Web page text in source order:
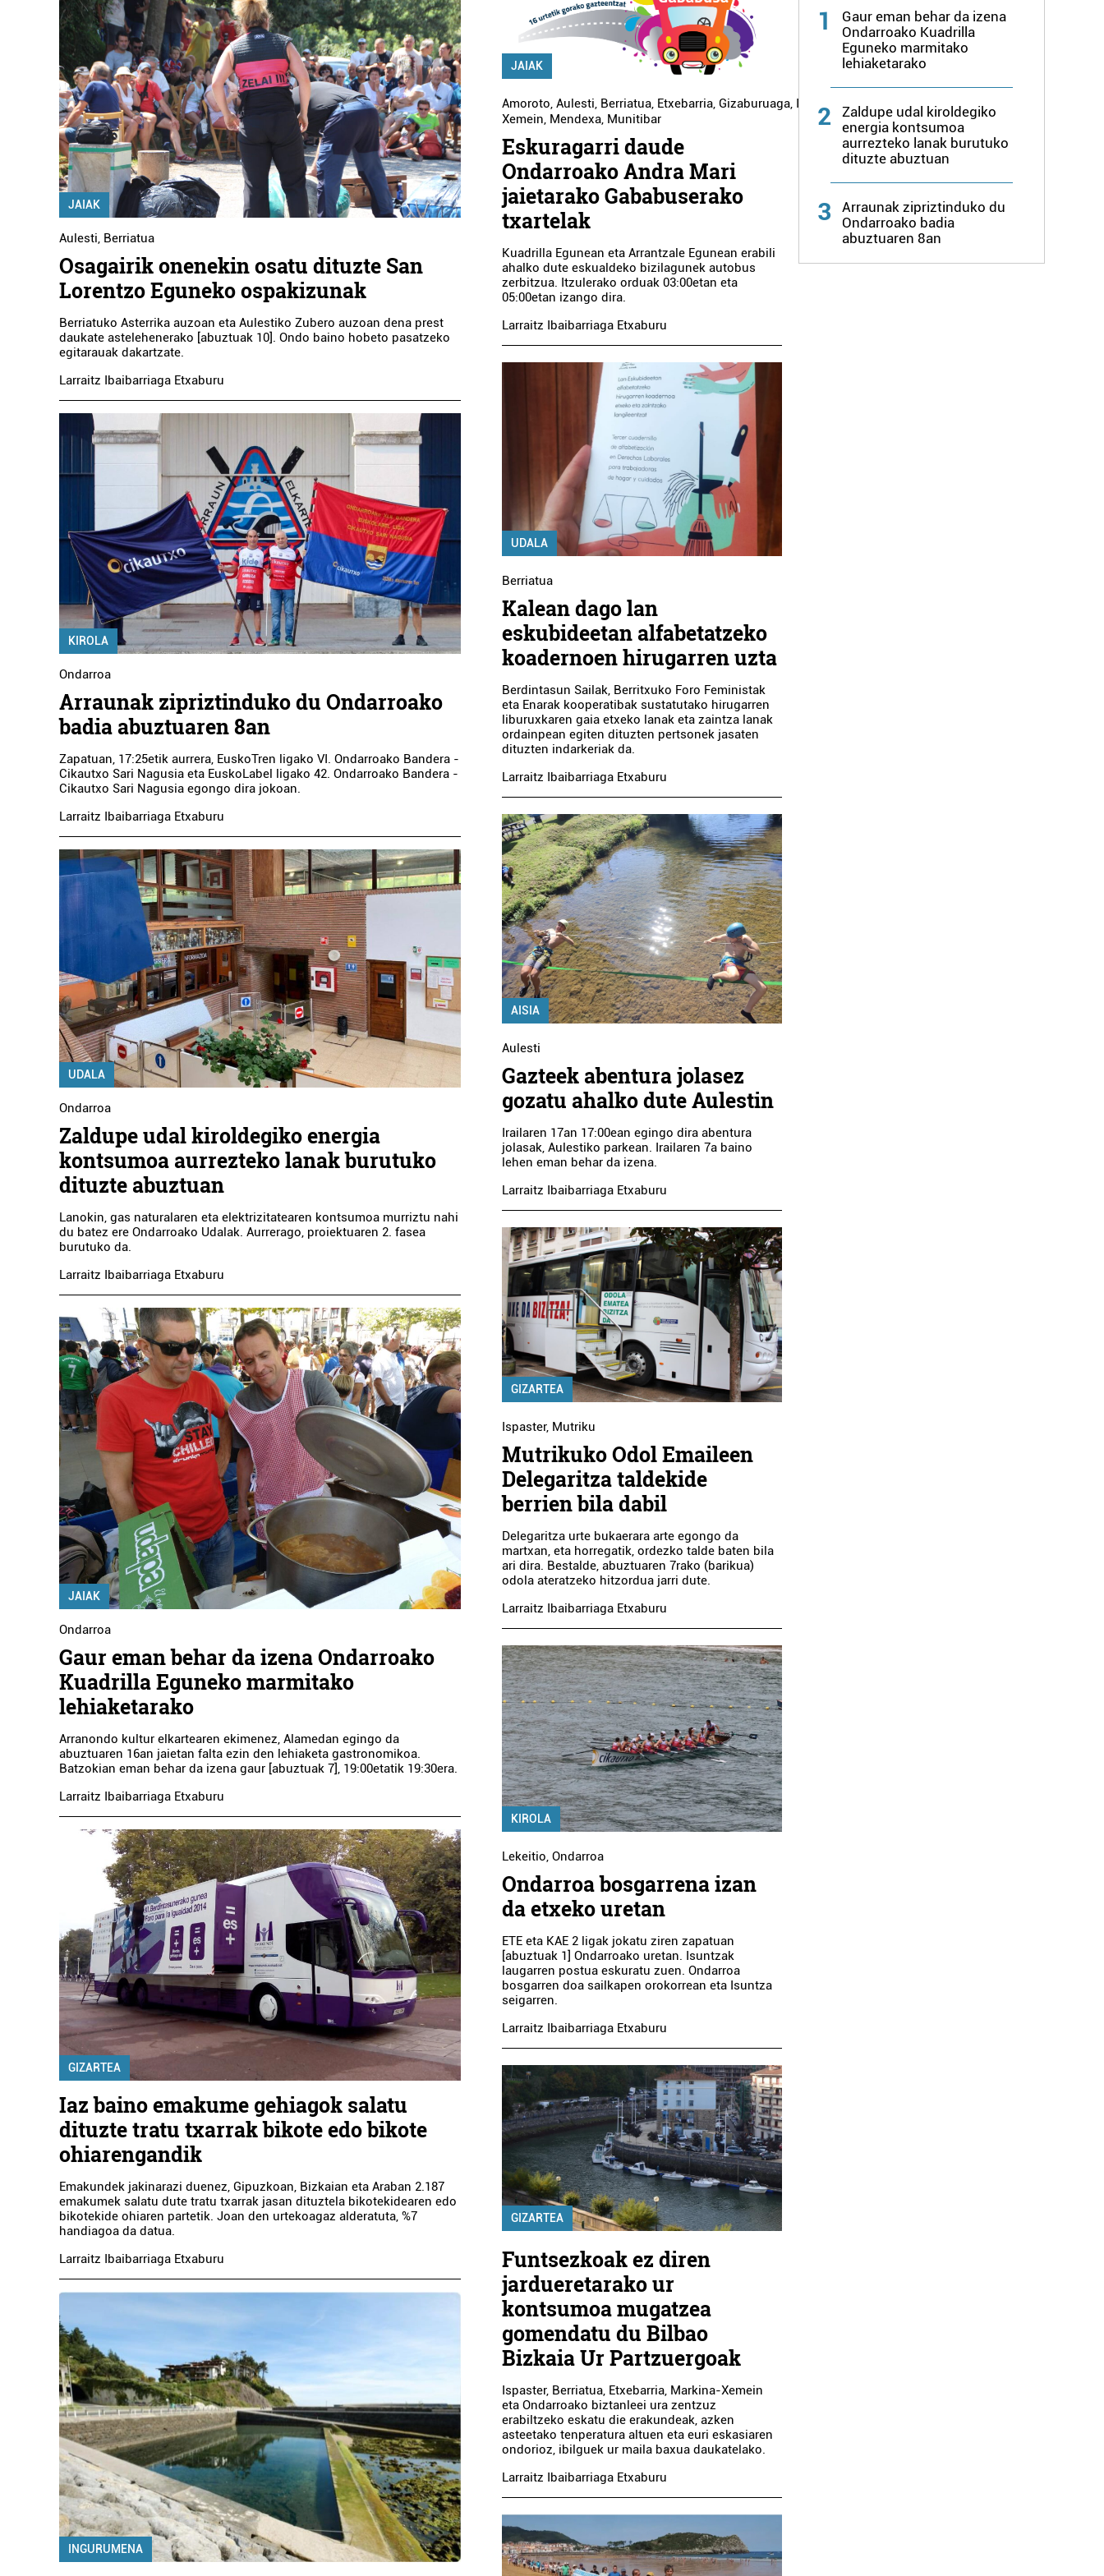
JAIAK
Aulesti, Berriatua
Osagairik onenekin osatu dituzte San
Lorentzo Eguneko ospakizunak
Berriatuko Asterrika auzoan eta Aulestiko Zubero auzoan dena prest
daukate astelehenerako [abuztuak 10]. Ondo baino hobeto pasatzeko
egitarauak dakartzate.
Larraitz Ibaibarriaga Etxaburu
KIROLA
Ondarroa
Arraunak zipriztinduko du Ondarroako
badia abuztuaren 8an
Zapatuan, 17:25etik aurrera, EuskoTren ligako VI. Ondarroako Bandera -
Cikautxo Sari Nagusia eta EuskoLabel ligako 42. Ondarroako Bandera -
Cikautxo Sari Nagusia egongo dira jokoan.
Larraitz Ibaibarriaga Etxaburu
UDALA
Ondarroa
Zaldupe udal kiroldegiko energia
kontsumoa aurrezteko lanak burutuko
dituzte abuztuan
Lanokin, gas naturalaren eta elektrizitatearen kontsumoa murriztu nahi
du batez ere Ondarroako Udalak. Aurrerago, proiektuaren 2. fasea
burutuko da.
Larraitz Ibaibarriaga Etxaburu
JAIAK
Ondarroa
Gaur eman behar da izena Ondarroako
Kuadrilla Eguneko marmitako
lehiaketarako
Arranondo kultur elkartearen ekimenez, Alamedan egingo da
abuztuaren 16an jaietan falta ezin den lehiaketa gastronomikoa.
Batzokian eman behar da izena gaur [abuztuak 7], 19:00etatik 19:30era.
Larraitz Ibaibarriaga Etxaburu
GIZARTEA
Iaz baino emakume gehiagok salatu
dituzte tratu txarrak bikote edo bikote
ohiarengandik
Emakundek jakinarazi duenez, Gipuzkoan, Bizkaian eta Araban 2.187
emakumek salatu dute tratu txarrak jasan dituztela bikotekidearen edo
bikotekide ohiaren partetik. Joan den urtekoagaz alderatuta, %7
handiagoa da datua.
Larraitz Ibaibarriaga Etxaburu
INGURUMENA
JAIAK
Amoroto,Aulesti, Berriatua, Etxebarria,Gizaburuaga, Ispaster ,Lekeitio
Markina-
Xemein, Mendexa, Munitibar
Eskuragarri daude
Ondarroako Andra Mari
jaietarako Gababuserako
txartelak
Kuadrilla Egunean eta Arrantzale Egunean erabili
ahalko dute eskualdeko bizilagunek autobus
zerbitzua. Itzulerako orduak 03:00etan eta
05:00etan izango dira.
Larraitz Ibaibarriaga Etxaburu
UDALA
Berriatua
Kalean dago lan
eskubideetan alfabetatzeko
koadernoen hirugarren uzta
Berdintasun Sailak, Berritxuko Foro Feministak
eta Enarak kooperatibak sustatutako hirugarren
liburuxkaren gaia etxeko lanak eta zaintza lanak
ordainpean egiten dituzten pertsonek jasaten
dituzten indarkeriak da.
Larraitz Ibaibarriaga Etxaburu
AISIA
Aulesti
Gazteek abentura jolasez
gozatu ahalko dute Aulestin
Irailaren 17an 17:00ean egingo dira abentura
jolasak, Aulestiko parkean. Irailaren 7a baino
lehen eman behar da izena.
Larraitz Ibaibarriaga Etxaburu
GIZARTEA
Ispaster, Mutriku
Mutrikuko Odol Emaileen
Delegaritza taldekide
berrien bila dabil
Delegaritza urte bukaerara arte egongo da
martxan, eta horregatik, ordezko talde baten bila
ari dira. Bestalde, abuztuaren 7rako (barikua)
odola ateratzeko hitzordua jarri dute.
Larraitz Ibaibarriaga Etxaburu
KIROLA
Lekeitio,Ondarroa
Ondarroa bosgarrena izan
da etxeko uretan
ETE eta KAE 2 ligak jokatu ziren zapatuan
[abuztuak 1] Ondarroako uretan. Isuntzak
laugarren postua eskuratu zuen. Ondarroa
bosgarren doa sailkapen orokorrean eta Isuntza
seigarren.
Larraitz Ibaibarriaga Etxaburu
GIZARTEA
Funtsezkoak ez diren
jardueretarako ur
kontsumoa mugatzea
gomendatu du Bilbao
Bizkaia Ur Partzuergoak
Ispaster, Berriatua, Etxebarria, Markina-Xemein
eta Ondarroako biztanleei ura zentzuz
erabiltzeko eskatu die erakundeak, azken
asteetako tenperatura altuen eta euri eskasiaren
ondorioz, ibilguek ur maila baxua daukatelako.
Larraitz Ibaibarriaga Etxaburu
1
Gaur eman behar da izena
Ondarroako Kuadrilla
Eguneko marmitako
lehiaketarako
2
Zaldupe udal kiroldegiko
energia kontsumoa
aurrezteko lanak burutuko
dituzte abuztuan
3
Arraunak zipriztinduko du
Ondarroako badia
abuztuaren 8an